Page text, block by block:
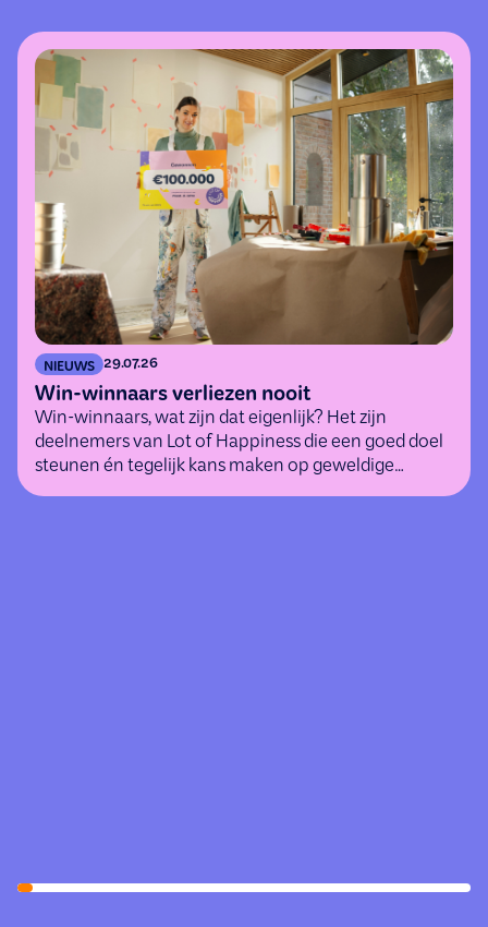
NIEUWS 29.07.26
Win-winnaars verliezen nooit
Win-winnaars, wat zijn dat eigenlijk? Het zijn
deelnemers van Lot of Happiness die een goed doel
steunen én tegelijk kans maken op geweldige
(geld)prijzen.